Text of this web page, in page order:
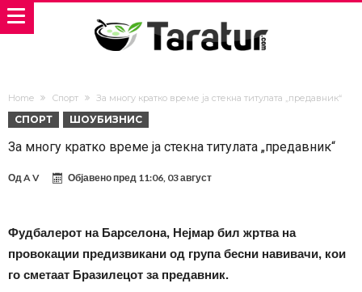
Home Спорт За многу кратко време ја стекна титулата „предавник“
СПОРТ ШОУБИЗНИС
За многу кратко време ја стекна титулата „предавник“
ОдA V Објавено пред 11:06, 03 август
Фудбалерот на Барселона, Нејмар бил жртва на
провокации предизвикани од група бесни навивачи, кои
го сметаат Бразилецот за предавник.